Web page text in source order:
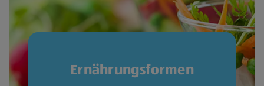
Ernährungsformen